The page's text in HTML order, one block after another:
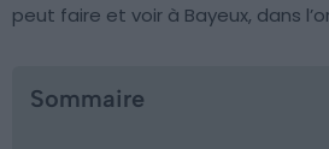
peut faire et voir à Bayeux, dans
Sommaire